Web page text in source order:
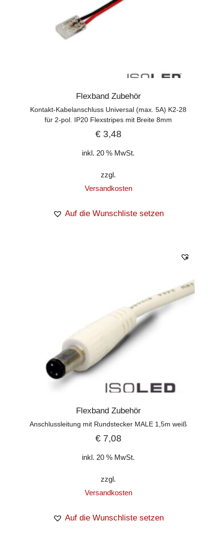
Flexband Zubehör
Kontakt-Kabelanschluss Universal (max. 5A) K2-28
für 2-pol. IP20 Flexstripes mit Breite 8mm
€3,48
inkl. 20 % MwSt.
zzgl.
Versandkosten
Auf die Wunschliste setzen
Flexband Zubehör
Anschlussleitung mit Rundstecker MALE 1,5m weiß
€7,08
inkl. 20 % MwSt.
zzgl.
Versandkosten
Auf die Wunschliste setzen